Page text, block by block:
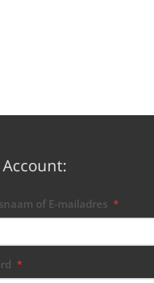
of E-mailadres *
*